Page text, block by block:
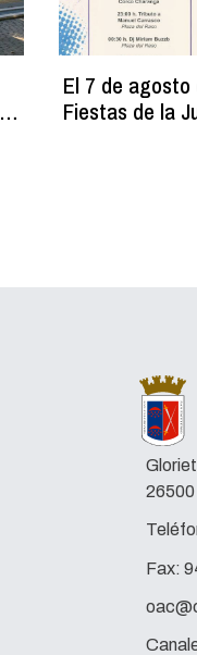
El 7 de
Fiestas de la
26500
Fax: